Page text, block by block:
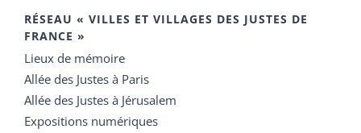
RÉSEAU « VILLES ET VILLAGES DES JUSTES DE
FRANCE »
Lieux de mémoire
Allée des Justes à Paris
Allée des Justes à Jérusalem
Expositions numériques